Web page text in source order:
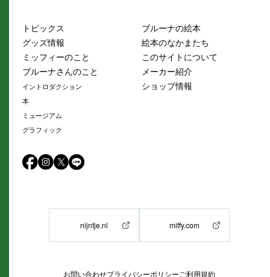
トピックス
グッズ情報
ミッフィーのこと
ブルーナさんのこと
イントロダクション
本
ミュージアム
グラフィック
ブルーナの絵本
絵本のなかまたち
このサイトについて
メーカー紹介
ショップ情報
nijntje.nl miffy.com
お問い合わせプライバシーポリシーご利用規約